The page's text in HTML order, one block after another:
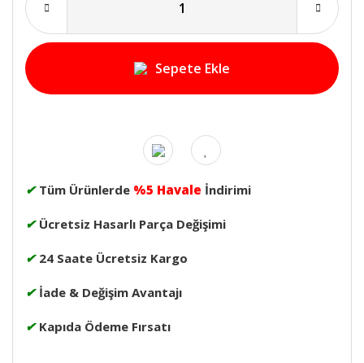
Sepete Ekle
✔ Tüm Ürünlerde %5 Havale İndirimi
✔ Ücretsiz Hasarlı Parça Değişimi
✔ 24 Saate Ücretsiz Kargo
✔ İade & Değişim Avantajı
✔ Kapıda Ödeme Fırsatı